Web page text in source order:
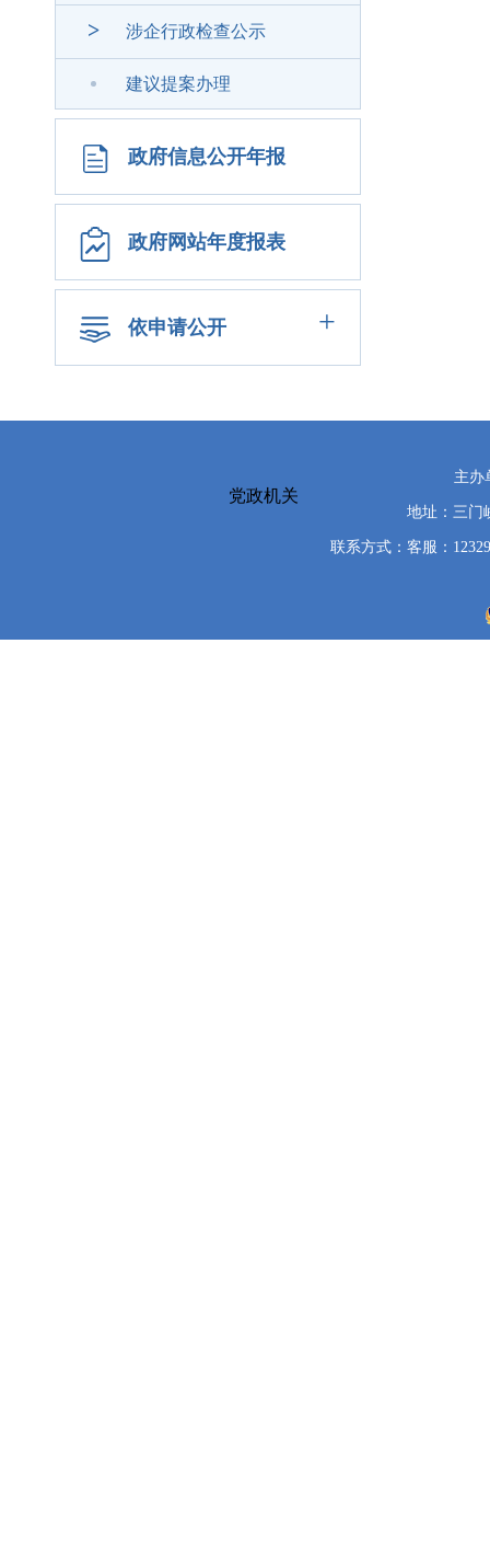
> 涉企行政检查公示
建议提案办理
政府信息公开年报
政府网站年度报表
依申请公开 +
党政机关
主办
地址：三门
联系方式：客服：